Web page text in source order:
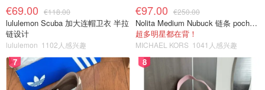
€69.00 €118.00
lululemon Scuba 加大连帽卫衣 半拉
链设计
lululemon 1102人感兴趣
€97.00 €250.00
Nolita Medium Nubuck 链条 pochette
超多明星都在背！
MICHAEL KORS 1041人感兴趣
7 8